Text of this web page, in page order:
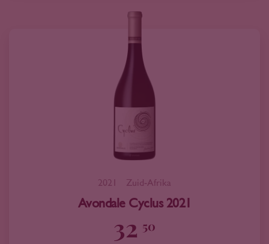
2021 Zuid-Afrika
Avondale Cyclus 2021
32 50